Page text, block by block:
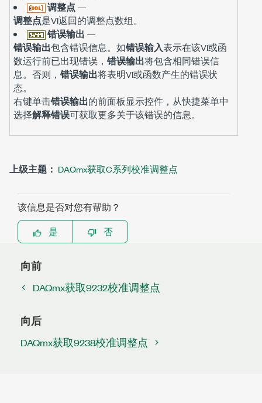
调整点 —
调整点是VI返回的调整点数组。
错误输出 —
错误输出包含错误信息。如错误输入表示在该VI或函
数运行前已出现错误， 错误输出将包含相同错误信
息。否则， 错误输出将表明VI或函数产生的错误状
态。
右键单击错误输出的前面板显示控件，从快捷菜单中
选择解释错误可获取更多关于该错误的信息。
上级主题： DAQmx获取C系列校准调整点
该信息是否对您有帮助？
是
否
向前
DAQmx获取9232校准调整点
向后
DAQmx获取9238校准调整点